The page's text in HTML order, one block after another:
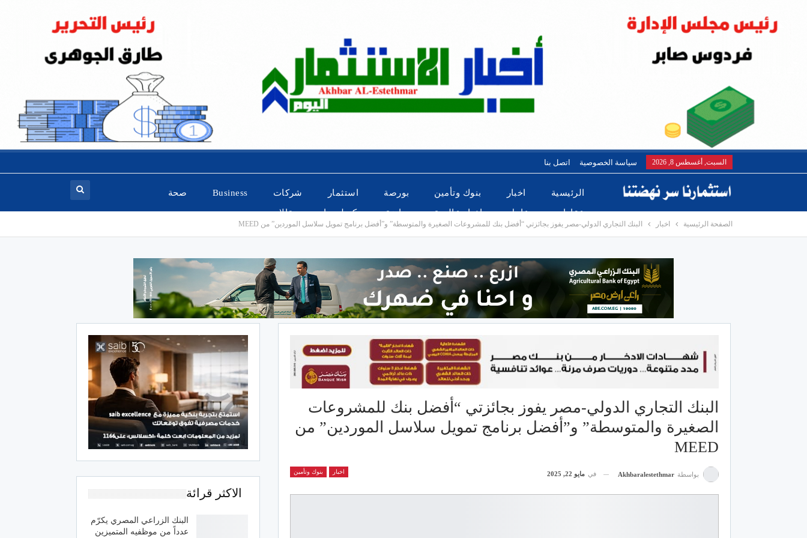
السبت, أغسطس 8, 2026 سياسة الخصوصية اتصل بنا
الرئيسية اخبار بنوك وتأمين بورصة استثمار شركات Business صحة
عقارات عاجل اخبار عالمية رياضة تكنولوجيا مقالات
الصفحة الرئيسية اخبار البنك التجاري الدولي-مصر يفوز بجائزتي “أفضل بنك للمشروعات الصغيرة والمتوسطة” و”أفضل برنامج تمويل سلاسل الموردين” من MEED
البنك التجاري الدولي-مصر يفوز بجائزتي “أفضل بنك للمشروعات
الصغيرة والمتوسطة” و”أفضل برنامج تمويل سلاسل الموردين” من
MEED
اخبار بنوك وتأمين بواسطة Akhbaralestethmar في مايو 22, 2025
الاكثر قرائة
البنك الزراعي المصري يكرّم
عدداً من موظفيه المتميزين